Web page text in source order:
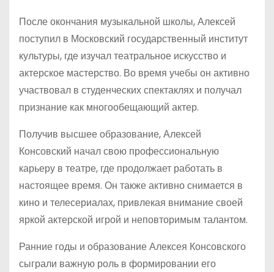
После окончания музыкальной школы, Алексей
поступил в Московский государственный институт
культуры, где изучал театральное искусство и
актерское мастерство. Во время учебы он активно
участвовал в студенческих спектаклях и получал
признание как многообещающий актер.
Получив высшее образование, Алексей
Консовский начал свою профессиональную
карьеру в театре, где продолжает работать в
настоящее время. Он также активно снимается в
кино и телесериалах, привлекая внимание своей
яркой актерской игрой и неповторимым талантом.
Ранние годы и образование Алексея Консовского
сыграли важную роль в формировании его